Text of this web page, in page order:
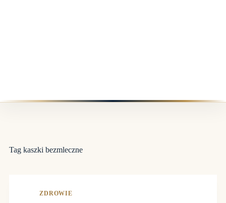
Tag kaszki bezmleczne
ZDROWIE